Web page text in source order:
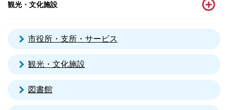
観光・文化施設
市役所・支所・サービス
観光・文化施設
図書館